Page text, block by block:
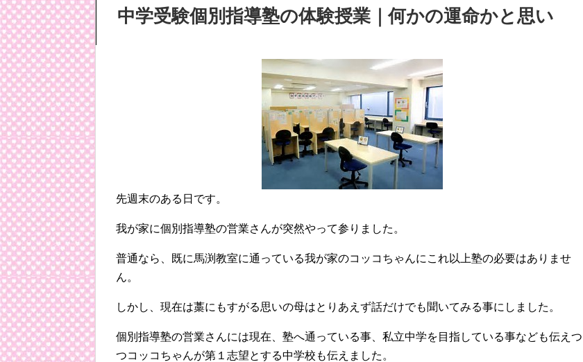
中学受験個別指導塾の体験授業｜何かの運命かと思い
先週末のある日です。
我が家に個別指導塾の営業さんが突然やって参りました。
普通なら、既に馬渕教室に通っている我が家のコッコちゃんにこれ以上塾の必要はありませ
ん。
しかし、現在は藁にもすがる思いの母はとりあえず話だけでも聞いてみる事にしました。
個別指導塾の営業さんには現在、塾へ通っている事、私立中学を目指している事なども伝えつ
つコッコちゃんが第１志望とする中学校も伝えました。